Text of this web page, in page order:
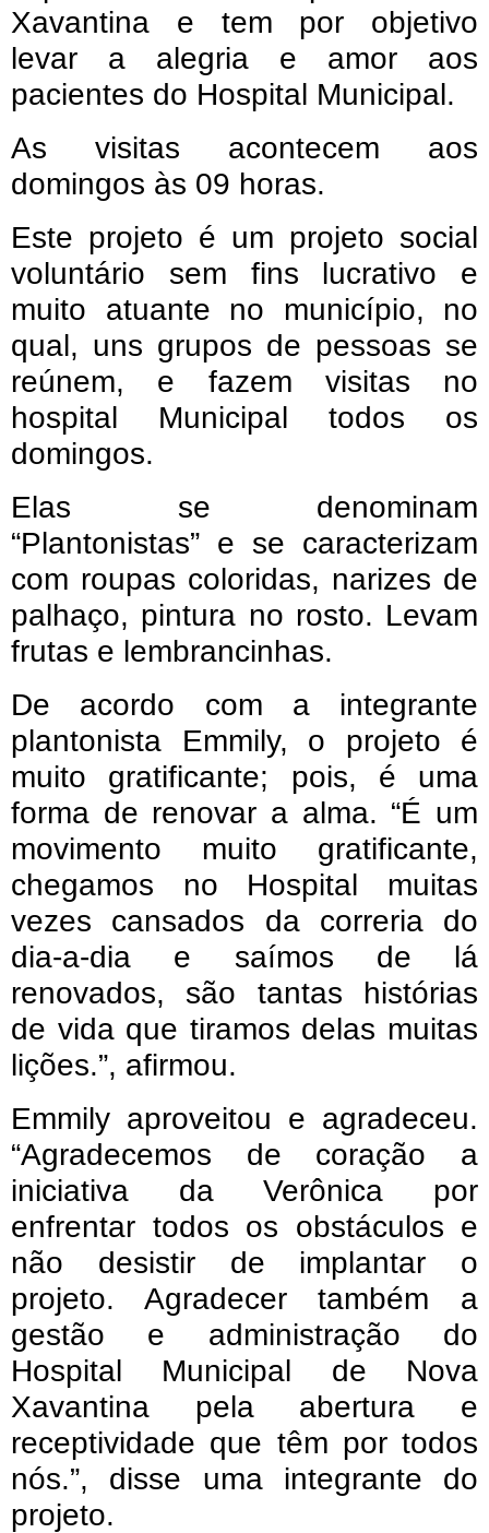
Xavantina e tem por objetivo
levar a alegria e amor aos
pacientes do Hospital Municipal.
As visitas acontecem aos
domingos às 09 horas.
Este projeto é um projeto social
voluntário sem fins lucrativo e
muito atuante no município, no
qual, uns grupos de pessoas se
reúnem, e fazem visitas no
hospital Municipal todos os
domingos.
Elas se denominam
“Plantonistas” e se caracterizam
com roupas coloridas, narizes de
palhaço, pintura no rosto. Levam
frutas e lembrancinhas.
De acordo com a integrante
plantonista Emmily, o projeto é
muito gratificante; pois, é uma
forma de renovar a alma. “É um
movimento muito gratificante,
chegamos no Hospital muitas
vezes cansados da correria do
dia-a-dia e saímos de lá
renovados, são tantas histórias
de vida que tiramos delas muitas
lições.”, afirmou.
Emmily aproveitou e agradeceu.
“Agradecemos de coração a
iniciativa da Verônica por
enfrentar todos os obstáculos e
não desistir de implantar o
projeto. Agradecer também a
gestão e administração do
Hospital Municipal de Nova
Xavantina pela abertura e
receptividade que têm por todos
nós.”, disse uma integrante do
projeto.